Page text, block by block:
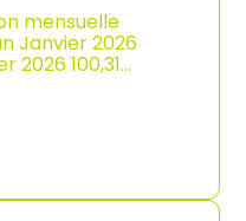
mensuelle
Janvier 2026
2026 100,31…